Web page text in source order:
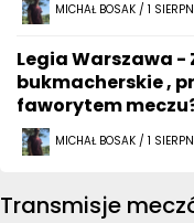
MICHAŁ BOSAK / 1
Legia Warszawa -
bukmacherskie ,
faworytem
MICHAŁ BOSAK / 1
Transmisje